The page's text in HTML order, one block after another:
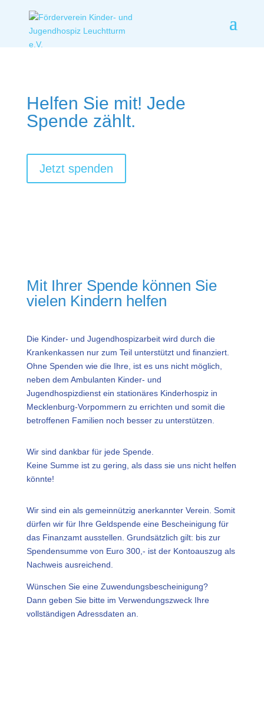
Helfen Sie mit! Jede
Spende zählt.
Jetzt spenden
Mit Ihrer Spende können Sie
vielen Kindern helfen
Die Kinder- und Jugendhospizarbeit wird durch die
Krankenkassen nur zum Teil unterstützt und finanziert.
Ohne Spenden wie die Ihre, ist es uns nicht möglich,
neben dem Ambulanten Kinder- und
Jugendhospizdienst ein stationäres Kinderhospiz in
Mecklenburg-Vorpommern zu errichten und somit die
betroffenen Familien noch besser zu unterstützen.
Wir sind dankbar für jede Spende.
Keine Summe ist zu gering, als dass sie uns nicht helfen
könnte!
Wir sind ein als gemeinnützig anerkannter Verein. Somit
dürfen wir für Ihre Geldspende eine Bescheinigung für
das Finanzamt ausstellen. Grundsätzlich gilt: bis zur
Spendensumme von Euro 300,- ist der Kontoauszug als
Nachweis ausreichend.
Wünschen Sie eine Zuwendungsbescheinigung?
Dann geben Sie bitte im Verwendungszweck Ihre
vollständigen Adressdaten an.